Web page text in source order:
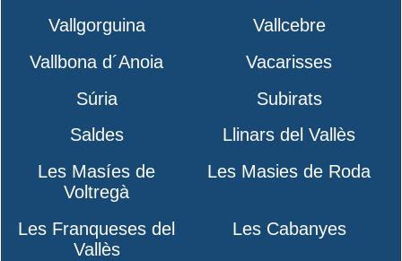
Vallgorguina
Vallcebre
Vallbona d´Anoia
Vacarisses
Súria
Subirats
Saldes
Llinars del Vallès
Les Masíes de
Voltregà
Les Masies de Roda
Les Franqueses del
Vallès
Les Cabanyes